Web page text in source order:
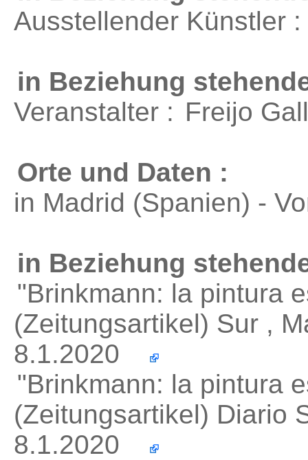
Ausstellender Künstler
in Beziehung
Veranstalter : Freijo
Orte und Daten :
in Madrid (Spanien) -
in Beziehung
"Brinkmann: la pintura
(Zeitungsartikel) Sur ,
8.1.2020
"Brinkmann: la pintura
(Zeitungsartikel) Diario
8.1.2020